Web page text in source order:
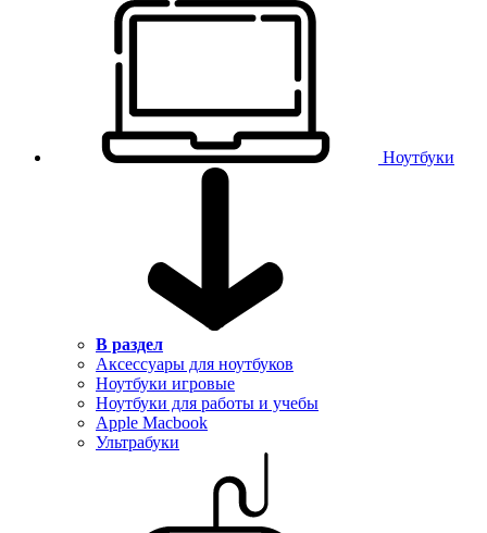
Ноутбуки
В раздел
Аксессуары для ноутбуков
Ноутбуки игровые
Ноутбуки для работы и учебы
Apple Macbook
Ультрабуки